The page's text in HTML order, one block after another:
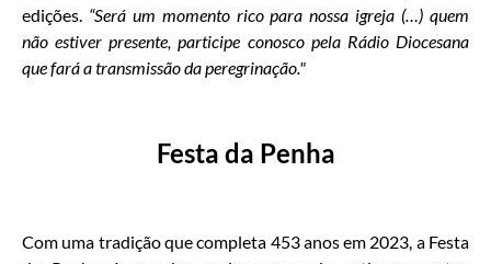
edições. “Será um momento rico para nossa igreja (…) quem
não estiver presente, participe conosco pela Rádio Diocesana
que fará a transmissão da peregrinação."
Festa da Penha
Com uma tradição que completa 453 anos em 2023, a Festa